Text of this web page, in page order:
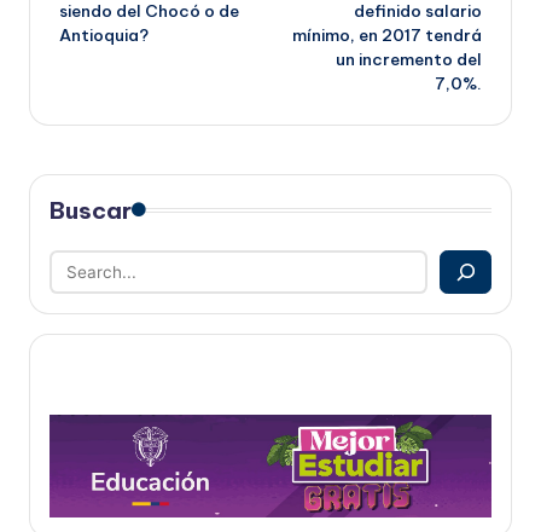
entradas
siendo del Chocó o de
Antioquia?
definido salario
mínimo, en 2017 tendrá
un incremento del
7,0%.
Buscar